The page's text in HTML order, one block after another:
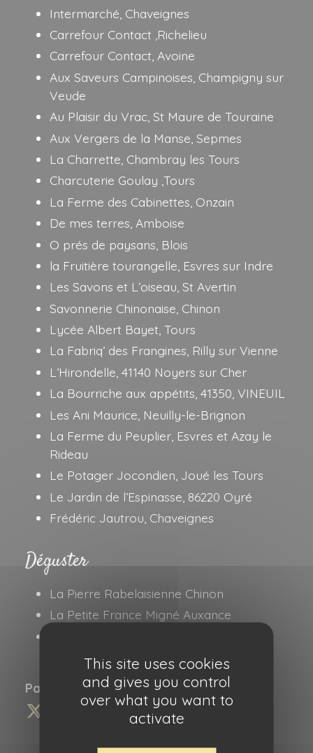
Intermarché, Chaveignes
Carrefour Contact ,Richelieu
Carrefour Contact, Avoine
Aux Saveurs Campinoises, Champigny sur
Veude
Au Plaisir du Vrac, St Maure de Touraine
Aux Vergers de la Manse, Sepmes
La Charrette, Chambray les Tours
Charcuterie Goulay ,Tours
La Ferme des Cabinettes, Onzain
De mes terres, Amboise
O prés de paysans, Blois
la Fruitière tourangelle, Esvres sur Indre
Les Savons et L’oiseau, St Avertin
Savonnerie Chinonaise, Chinon
Lycée Albert Bayet, Tours
La Fabriq’ des Frangines, Rilly sur Vienne
L’Hirondelle, 41140 Noyers sur Cher
La Bourriche aux appétits, 41350, VINEUIL
Les Ani Maurice, Neuilly-le-Brignon
La Ferme du Peuplier, Esvres et Azay le
Rideau
Le Potager Jocondien, Joué les Tours
Le Jardin de l’Espinasse, 86220 Oyré
Frédéric Jautrou, Chaveignes
Déguster
La Pierre Rabelaisienne Chinon
La Petite France Migné Auxance
Partagez cette information :
This site uses cookies
and gives you control
over what you want to
activate